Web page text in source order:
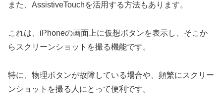
また、AssistiveTouchを活用する方法もあります。
これは、iPhoneの画面上に仮想ボタンを表示し、そこか
らスクリーンショットを撮る機能です。
特に、物理ボタンが故障している場合や、頻繁にスクリー
ンショットを撮る人にとって便利です。